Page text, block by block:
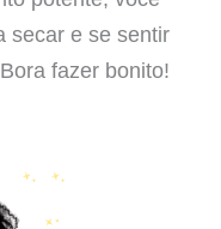
secar e se sentir
fazer bonito!